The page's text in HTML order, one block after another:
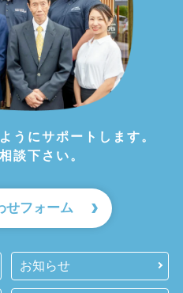
うにサポートします。
談下さい。
せフォーム
お知らせ